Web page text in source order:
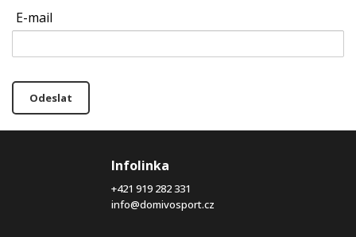
E-mail
Odeslat
Infolinka
+421 919 282 331
info@domivosport.cz